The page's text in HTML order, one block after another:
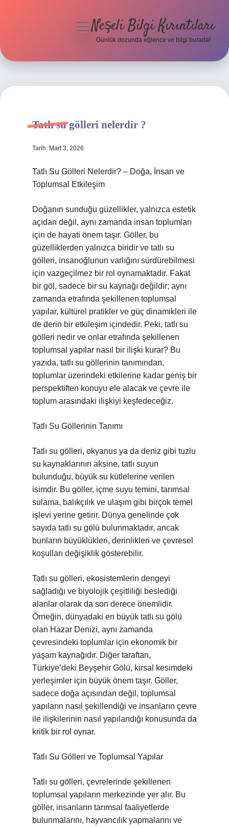
Hakkımızda
menüyüNeşeli Bilgi Kırıntıları
Günlük dozunda eğlence ve bilgi burada!
Tatlı su gölleri nelerdir ?
Tarih: Mart 3, 2026
Tatlı Su Gölleri Nelerdir? – Doğa, İnsan ve
Toplumsal Etkileşim
Doğanın sunduğu güzellikler, yalnızca estetik
açıdan değil, aynı zamanda insan toplumları
için de hayati önem taşır. Göller, bu
güzelliklerden yalnızca biridir ve tatlı su
gölleri, insanoğlunun varlığını sürdürebilmesi
için vazgeçilmez bir rol oynamaktadır. Fakat
bir göl, sadece bir su kaynağı değildir; aynı
zamanda etrafında şekillenen toplumsal
yapılar, kültürel pratikler ve güç dinamikleri ile
de derin bir etkileşim içindedir. Peki, tatlı su
gölleri nedir ve onlar etrafında şekillenen
toplumsal yapılar nasıl bir ilişki kurar? Bu
yazıda, tatlı su göllerinin tanımından,
toplumlar üzerindeki etkilerine kadar geniş bir
perspektiften konuyu ele alacak ve çevre ile
toplum arasındaki ilişkiyi keşfedeceğiz.
Tatlı Su Göllerinin Tanımı
Tatlı su gölleri, okyanus ya da deniz gibi tuzlu
su kaynaklarının aksine, tatlı suyun
bulunduğu, büyük su kütlelerine verilen
isimdir. Bu göller, içme suyu temini, tarımsal
sulama, balıkçılık ve ulaşım gibi birçok temel
işlevi yerine getirir. Dünya genelinde çok
sayıda tatlı su gölü bulunmaktadır, ancak
bunların büyüklükleri, derinlikleri ve çevresel
koşulları değişiklik gösterebilir.
Tatlı su gölleri, ekosistemlerin dengeyi
sağladığı ve biyolojik çeşitliliği beslediği
alanlar olarak da son derece önemlidir.
Örneğin, dünyadaki en büyük tatlı su gölü
olan Hazar Denizi, aynı zamanda
çevresindeki toplumlar için ekonomik bir
yaşam kaynağıdır. Diğer taraftan,
Türkiye’deki Beyşehir Gölü, kırsal kesimdeki
yerleşimler için büyük önem taşır. Göller,
sadece doğa açısından değil, toplumsal
yapıların nasıl şekillendiği ve insanların çevre
ile ilişkilerinin nasıl yapılandığı konusunda da
kritik bir rol oynar.
Tatlı Su Gölleri ve Toplumsal Yapılar
Tatlı su gölleri, çevrelerinde şekillenen
toplumsal yapıların merkezinde yer alır. Bu
göller, insanların tarımsal faaliyetlerde
bulunmalarını, hayvancılık yapmalarını ve